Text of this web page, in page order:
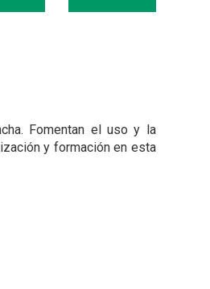
Fomentan el uso y la
y formación en esta